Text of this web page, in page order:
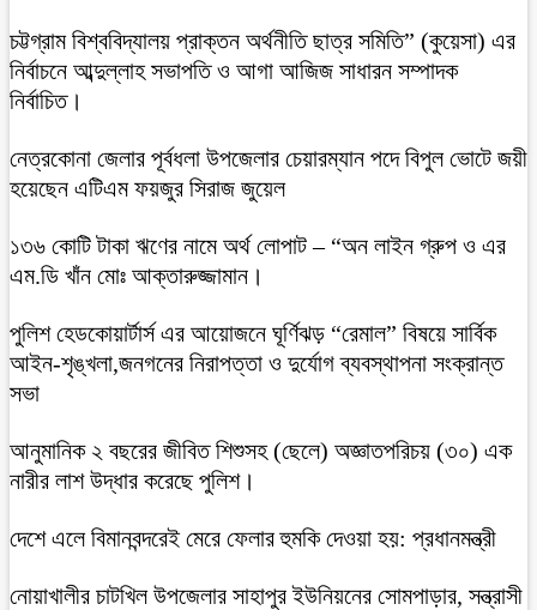
চট্টগ্রাম বিশ্ববিদ্যালয় প্রাক্তন অর্থনীতি ছাত্র সমিতি” (কুয়েসা) এর
নির্বাচনে আব্দুল্লাহ সভাপতি ও আগা আজিজ সাধারন সম্পাদক
নির্বাচিত।
নেত্রকোনা জেলার পূর্বধলা উপজেলার চেয়ারম্যান পদে বিপুল ভোটে জয়ী
হয়েছেন এটিএম ফয়জুর সিরাজ জুয়েল
১৩৬ কোটি টাকা ঋণের নামে অর্থ লোপাট – “অন লাইন গ্রুপ ও এর
এম.ডি খাঁন মোঃ আক্তারুজ্জামান।
পুলিশ হেডকোয়ার্টার্স এর আয়োজনে ঘূর্ণিঝড় “রেমাল” বিষয়ে সার্বিক
আইন-শৃঙ্খলা,জনগনের নিরাপত্তা ও দুর্যোগ ব্যবস্থাপনা সংক্রান্ত
সভা
আনুমানিক ২ বছরের জীবিত শিশুসহ (ছেলে) অজ্ঞাতপরিচয় (৩০) এক
নারীর লাশ উদ্ধার করেছে পুলিশ।
দেশে এলে বিমানবন্দরেই মেরে ফেলার হুমকি দেওয়া হয়: প্রধানমন্ত্রী
নোয়াখালীর চাটখিল উপজেলার সাহাপুর ইউনিয়নের সোমপাড়ার, সন্ত্রাসী